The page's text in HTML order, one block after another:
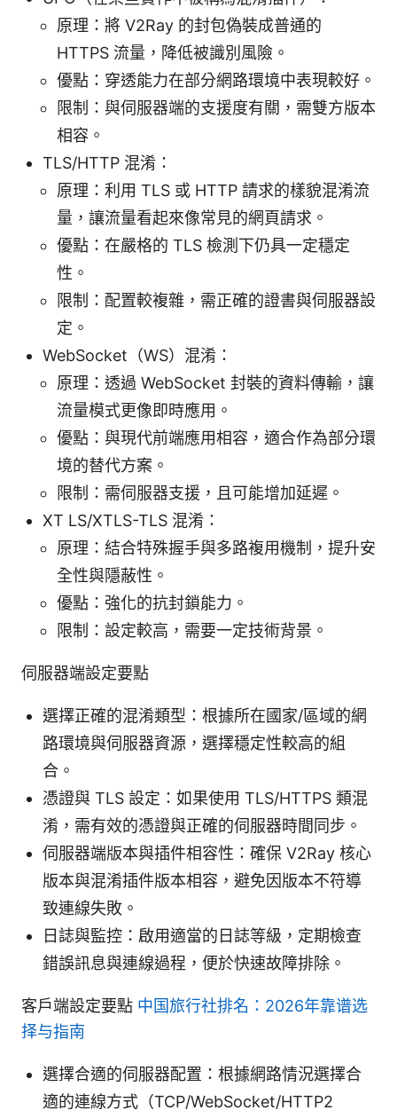
原理：將 V2Ray 的封包偽裝成普通的
HTTPS 流量，降低被識別風險。
優點：穿透能力在部分網路環境中表現較好。
限制：與伺服器端的支援度有關，需雙方版本
相容。
TLS/HTTP 混淆：
原理：利用 TLS 或 HTTP 請求的樣貌混淆流
量，讓流量看起來像常見的網頁請求。
優點：在嚴格的 TLS 檢測下仍具一定穩定
性。
限制：配置較複雜，需正確的證書與伺服器設
定。
WebSocket（WS）混淆：
原理：透過 WebSocket 封裝的資料傳輸，讓
流量模式更像即時應用。
優點：與現代前端應用相容，適合作為部分環
境的替代方案。
限制：需伺服器支援，且可能增加延遲。
XT LS/XTLS-TLS 混淆：
原理：結合特殊握手與多路複用機制，提升安
全性與隱蔽性。
優點：強化的抗封鎖能力。
限制：設定較高，需要一定技術背景。
伺服器端設定要點
選擇正確的混淆類型：根據所在國家/區域的網
路環境與伺服器資源，選擇穩定性較高的組
合。
憑證與 TLS 設定：如果使用 TLS/HTTPS 類混
淆，需有效的憑證與正確的伺服器時間同步。
伺服器端版本與插件相容性：確保 V2Ray 核心
版本與混淆插件版本相容，避免因版本不符導
致連線失敗。
日誌與監控：啟用適當的日誌等級，定期檢查
錯誤訊息與連線過程，便於快速故障排除。
客戶端設定要點 中国旅行社排名：2026年靠谱选
择与指南
選擇合適的伺服器配置：根據網路情況選擇合
適的連線方式（TCP/WebSocket/HTTP2